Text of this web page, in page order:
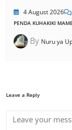
4 August 2026
PENDA KUHAKIKI
By Nuru ya
Leave a Reply